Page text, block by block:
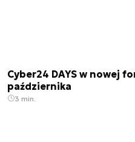
Cyber24 DAYS w nowej
października
3 min.